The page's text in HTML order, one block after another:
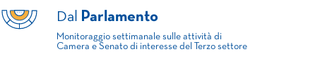
Dal Parlamento
Monitoraggio settimanale sulle attività di
Camera e Senato di interesse del Terzo settore